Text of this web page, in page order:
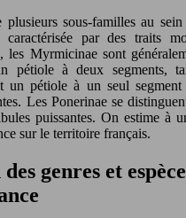
plusieurs sous-familles au
caractérisée par des traits
les Myrmicinae sont
pétiole à deux segments,
un pétiole à un seul
Les Ponerinae se
puissantes. On estime à
sur le territoire français.
genres et